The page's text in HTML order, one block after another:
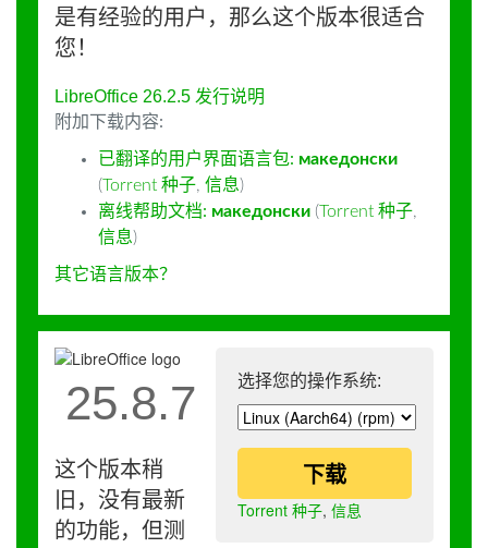
是有经验的用户，那么这个版本很适合
您！
LibreOffice 26.2.5 发行说明
附加下载内容:
已翻译的用户界面语言包: македонски
(Torrent 种子, 信息)
离线帮助文档: македонски (Torrent 种子,
信息)
其它语言版本？
选择您的操作系统:
下载
Torrent 种子, 信息
25.8.7
这个版本稍
旧，没有最新
的功能，但测